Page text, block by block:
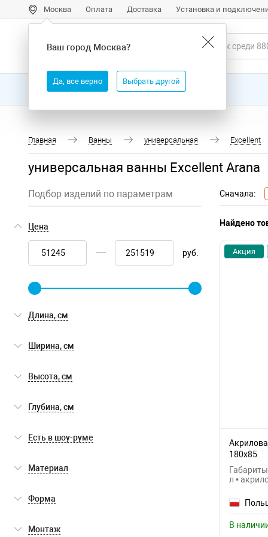
Ваш город Москва?
Да, все верно Выбрать другой
Москва Оплата Доставка Установка и
Все товары Бренды
Главная Ванны универсальная Excellent
универсальная ванны Excellent Arana
Подбор изделий по параметрам
Цена
руб.
Длина, см
Ширина, см
Высота, см
Глубина, см
Есть в шоу-руме
Материал
Форма
Монтаж
Сначала:
Найдено
Акция
180x85
л •
В